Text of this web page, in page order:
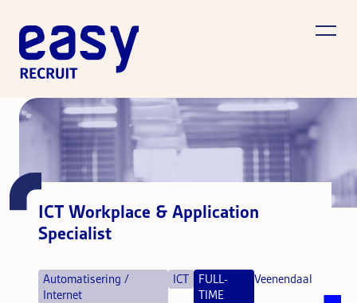
ICT Workplace & Application
Specialist
Automatisering /
Internet
ICT
FULL-
TIME
Veenendaal